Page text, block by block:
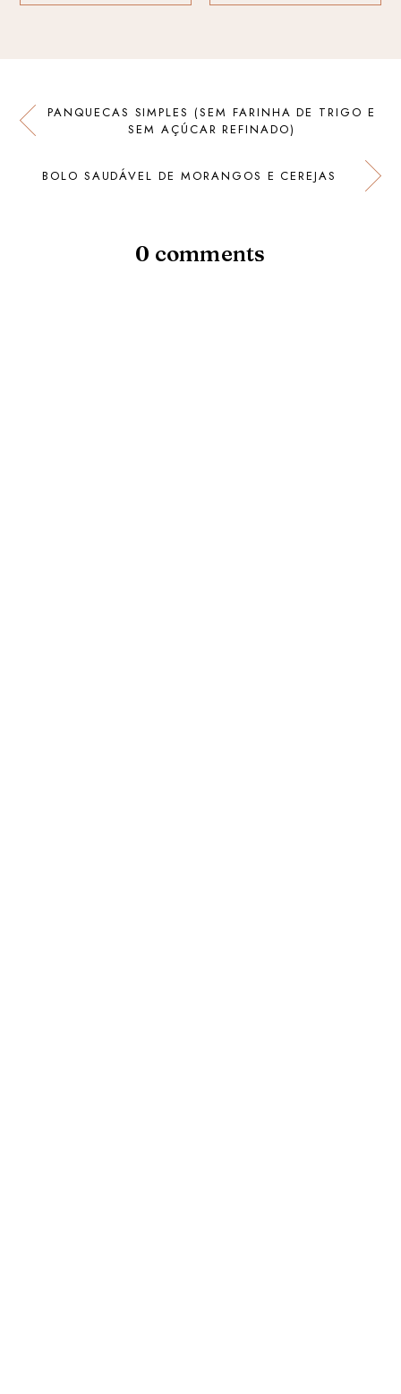
PANQUECAS SIMPLES (SEM FARINHA DE TRIGO E
SEM AÇÚCAR REFINADO)
BOLO SAUDÁVEL DE MORANGOS E CEREJAS
0 comments